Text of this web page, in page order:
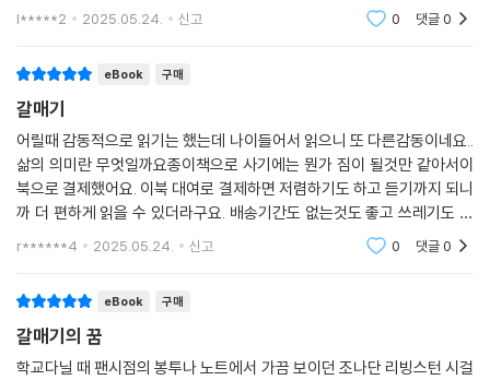
l*****2 2025.05.24. 신고 0 댓글0
eBook 구매
갈매기
어릴때 감동적으로 읽기는 했는데 나이들어서 읽으니 또 다른감동이네요..
삶의 의미란 무엇일까요종이책으로 사기에는 뭔가 짐이 될것만 같아서이
북으로 결제했어요. 이북 대여로 결제하면 저렴하기도 하고 듣기까지 되니
까 더 편하게 읽을 수 있더라구요. 배송기간도 없는것도 좋고 쓰레기도 안
나와서 넘 좋아요
r******4 2025.05.24. 신고 0 댓글0
eBook 구매
갈매기의 꿈
학교다닐 때 팬시점의 봉투나 노트에서 가끔 보이던 조나단 리빙스턴 시걸